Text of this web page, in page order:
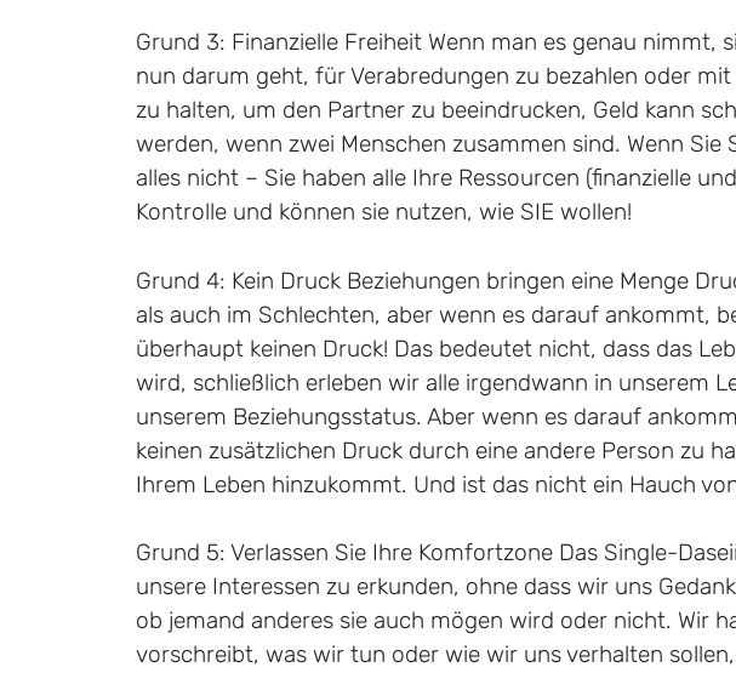
Grund 3: Finanzielle Freiheit Wenn man es genau nimmt,
nun darum geht, für Verabredungen zu bezahlen oder
zu halten, um den Partner zu beeindrucken, Geld kann
werden, wenn zwei Menschen zusammen sind. Wenn Sie
alles nicht – Sie haben alle Ihre Ressourcen (finanzielle
Kontrolle und können sie nutzen, wie SIE wollen!
Grund 4: Kein Druck Beziehungen bringen eine Menge
als auch im Schlechten, aber wenn es darauf ankommt,
überhaupt keinen Druck! Das bedeutet nicht, dass das
wird, schließlich erleben wir alle irgendwann in unserem
unserem Beziehungsstatus. Aber wenn es darauf
keinen zusätzlichen Druck durch eine andere Person zu
Ihrem Leben hinzukommt. Und ist das nicht ein Hauch
Grund 5: Verlassen Sie Ihre Komfortzone Das Single-
unsere Interessen zu erkunden, ohne dass wir uns
ob jemand anderes sie auch mögen wird oder nicht. Wir
vorschreibt, was wir tun oder wie wir uns verhalten